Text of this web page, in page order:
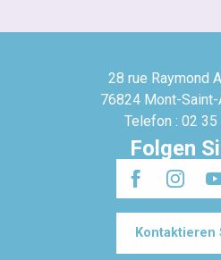
28 rue Raymond
76824 Mont-Saint-
Telefon : 02
Folgen
Kontaktieren